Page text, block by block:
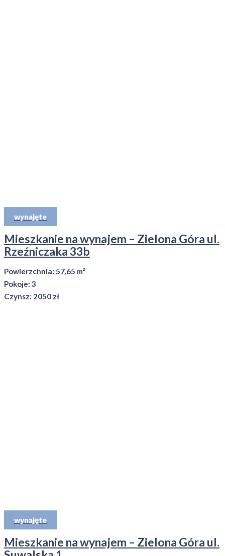
wynajęte
Mieszkanie na wynajem – Zielona Góra ul.
Rzeźniczaka 33b
Powierzchnia: 57,65 m²
Pokoje: 3
Czynsz: 2050 zł
wynajęte
Mieszkanie na wynajem – Zielona Góra ul.